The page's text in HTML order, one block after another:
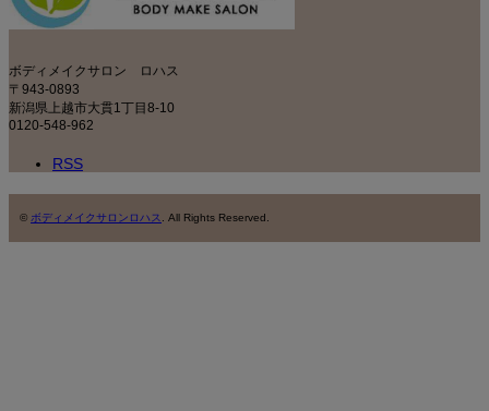
ボディメイクサロン ロハス
〒943-0893
新潟県上越市大貫1丁目8-10
0120-548-962
RSS
© ボディメイクサロンロハス . All Rights Reserved.